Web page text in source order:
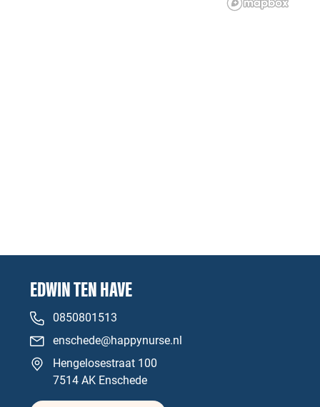
EDWIN TEN HAVE
0850801513
enschede@happynurse.nl
Hengelosestraat 100
7514 AK Enschede